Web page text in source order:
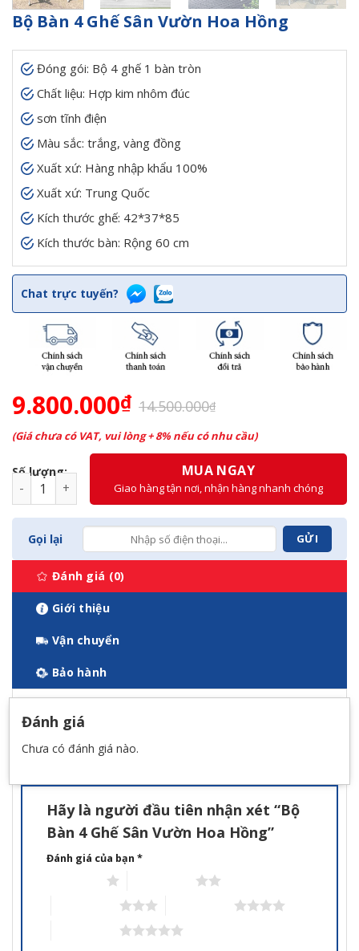
Bộ Bàn 4 Ghế Sân Vườn Hoa Hồng
Đóng gói: Bộ 4 ghế 1 bàn tròn
Chất liệu: Hợp kim nhôm đúc
sơn tĩnh điện
Màu sắc: trắng, vàng đồng
Xuất xứ: Hàng nhập khẩu 100%
Xuất xứ: Trung Quốc
Kích thước ghế: 42*37*85
Kích thước bàn: Rộng 60 cm
Chat trực tuyến?
14.500.000₫
Giá
gốc
là:
14.500.000₫.
9.800.000₫
Giá
hiện
tại
là:
(Giá chưa có VAT, vui lòng + 8% nếu có nhu cầu)
Số lượng:
Bộ Bàn 4 Ghế Sân Vườn Hoa Hồng số lượng
MUA NGAY
Giao hàng tận nơi, nhận hàng nhanh chóng
Gọi lại
Đánh giá (0)
Giới thiệu
Vận chuyển
Bảo hành
Đánh giá
Chưa có đánh giá nào.
Hãy là người đầu tiên nhận xét “Bộ
Bàn 4 Ghế Sân Vườn Hoa Hồng”
Đánh giá của bạn *